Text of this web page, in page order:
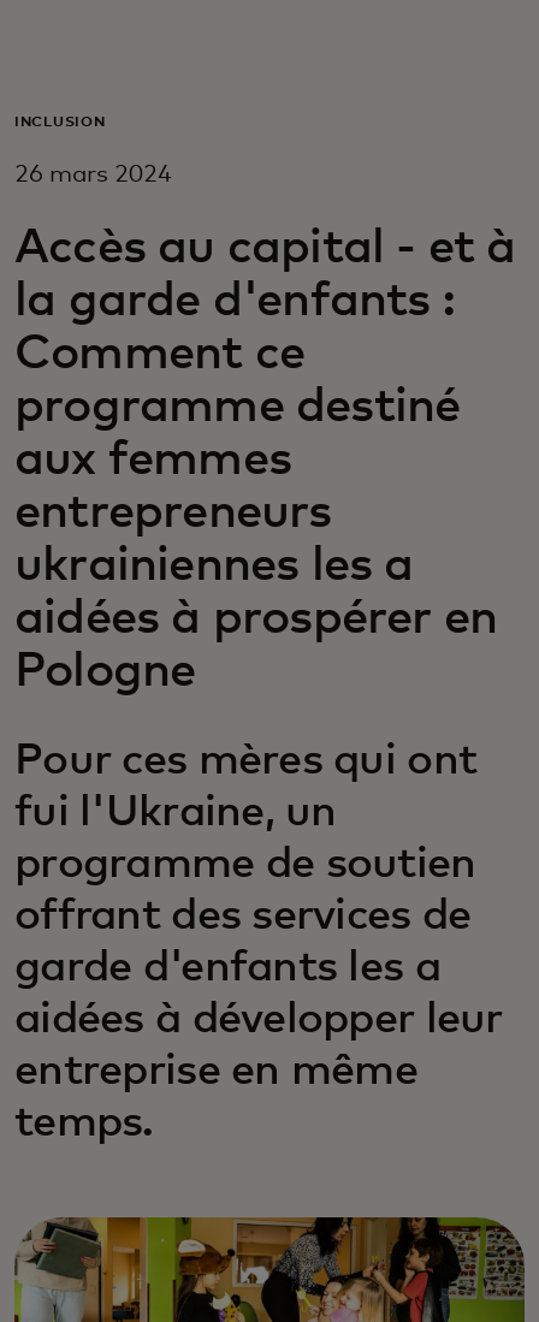
Pour les entreprises
Pour les innovateurs
Actualités et tendances
INCLUSION
26 mars 2024
Accès au capital - et à
la garde d'enfants :
Comment ce
programme destiné
aux femmes
entrepreneurs
ukrainiennes les a
aidées à prospérer en
Pologne
Pour ces mères qui ont
fui l'Ukraine, un
programme de soutien
offrant des services de
garde d'enfants les a
aidées à développer leur
entreprise en même
temps.